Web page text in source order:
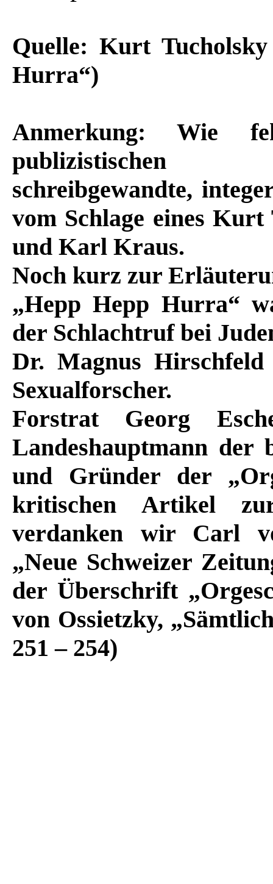
Quelle: Kurt
Hurra“)
Anmerkung: Wie
publizistischen
schreibgewandte,
vom Schlage eines
und Karl Kraus.
Noch kurz zur
„Hepp Hepp Hurra“
der Schlachtruf bei
Dr. Magnus
Sexualforscher.
Forstrat Georg
Landeshauptmann der
und Gründer der
kritischen Artikel
verdanken wir Carl
„Neue Schweizer
der Überschrift
von Ossietzky,
251 – 254)